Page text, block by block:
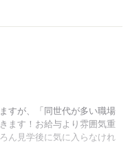
すが、「同世代が多い職場
ます！お給与より雰囲気重
ん見学後に気に入らなけれ